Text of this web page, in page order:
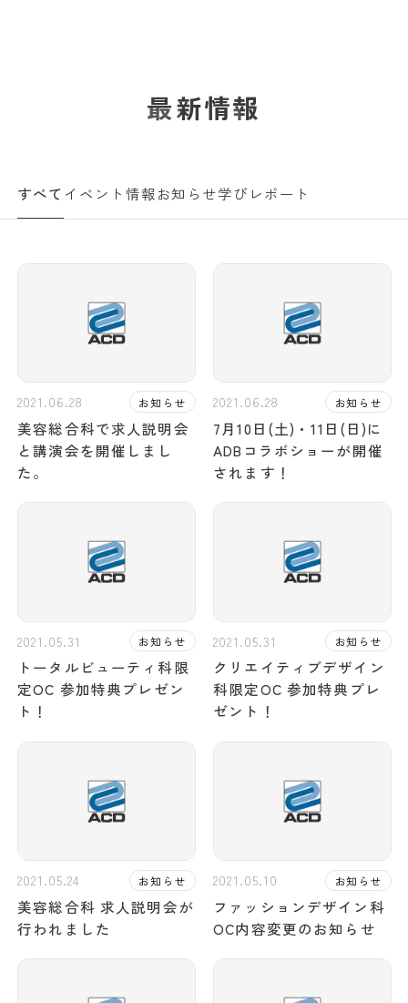
最新情報
すべて イベント情報 お知らせ学びレポート
2021.06.28 お知らせ
美容総合科で求人説明会
と講演会を開催しまし
た。
2021.06.28 お知らせ
7月10日(土)・11日(日)に
ADBコラボショーが開催
されます！
2021.05.31 お知らせ
トータルビューティ科限
定OC 参加特典プレゼン
ト！
2021.05.31 お知らせ
クリエイティブデザイン
科限定OC 参加特典プレ
ゼント！
2021.05.24 お知らせ
美容総合科 求人説明会が
行われました
2021.05.10 お知らせ
ファッションデザイン科
OC内容変更のお知らせ